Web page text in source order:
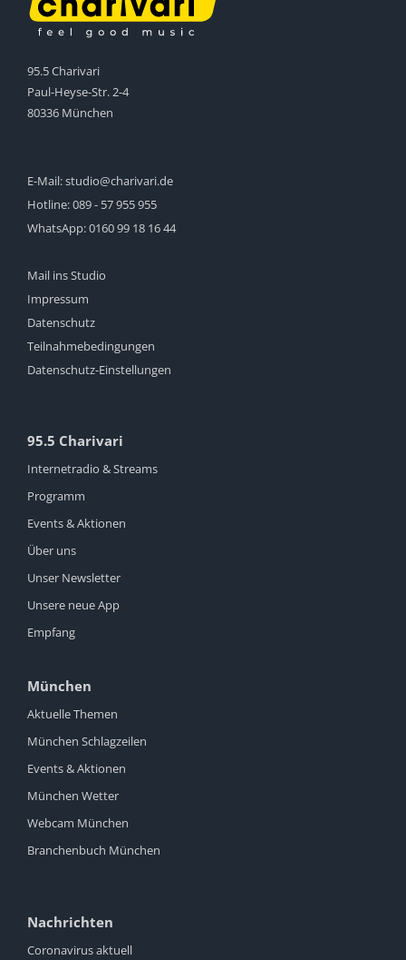
95.5 Charivari
Paul-Heyse-Str. 2-4
80336 München
E-Mail:studio@charivari.de
Hotline:089 - 57 955 955
WhatsApp:0160 99 18 16 44
Mail ins Studio
Impressum
Datenschutz
Teilnahmebedingungen
Datenschutz-Einstellungen
95.5 Charivari
Internetradio & Streams
Programm
Events & Aktionen
Über uns
Unser Newsletter
Unsere neue App
Empfang
München
Aktuelle Themen
München Schlagzeilen
Events & Aktionen
München Wetter
Webcam München
Branchenbuch München
Nachrichten
Coronavirus aktuell